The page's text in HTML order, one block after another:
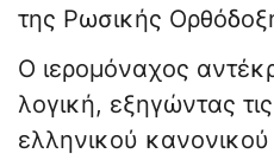
της Ρωσικής
Ο ιερομόναχος
λογική, εξηγώντας τις
ελληνικού κανονικού